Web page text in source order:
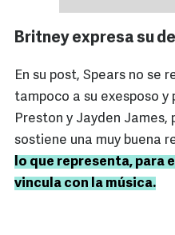
Britney expresa su
En su post, Spears no se
tampoco a su exesposo y
Preston y Jayden James,
sostiene una muy buena
lo que representa, para
vincula con la música.